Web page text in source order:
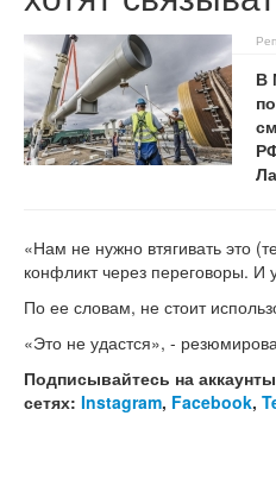
В
«Нам не нужно втягивать это
конфликт через переговоры. И
По ее словам, не стоит
«Это не удастся», -
Подписывайтесь на
сетях: Instagram, Facebook,